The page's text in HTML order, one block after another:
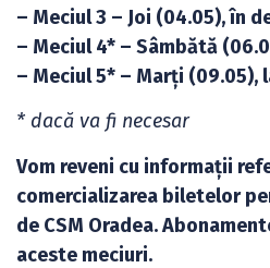
– Meciul 3 – Joi (04.05), în
– Meciul 4* – Sâmbătă
– Meciul 5* – Marți (09.05),
* dacă va fi necesar
Vom reveni cu informații
comercializarea biletelor
de CSM Oradea.
aceste meciuri.